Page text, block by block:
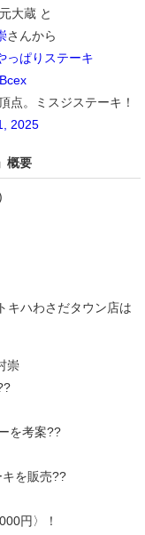
大蔵 と
さんから
っぱりステーキ
点。ミスジステーキ！
2025
概要
キハわさだタウン店は
崇
を考案??
を販売??
円〉！